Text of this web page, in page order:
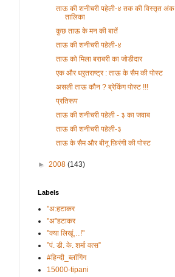
ताऊ की शनीचरी पहेली-४ तक की विस्तृत अंक
तालिका
कुछ ताऊ के मन की बातें
ताऊ की शनीचरी पहेली-४
ताऊ को मिला बराबरी का जोडीदार
एक और ध्रृतराष्ट्र : ताऊ के सैम की पोस्ट
असली ताऊ कौन ? ब्रेकिंग पोस्ट !!!
प्रतिरूप
ताऊ की शनीचरी पहेली - ३ का जवाब
ताऊ की शनीचरी पहेली-३
ताऊ के सैम और बीनू फ़िरंगी की पोस्ट
► 2008 (143)
Labels
"अ:हटाकर
"अ"हटाकर
"क्या लिखूं…!"
”पं. डी. के. शर्मा वत्स”
#हिन्दी_ब्लॉगिंग
15000-tipani